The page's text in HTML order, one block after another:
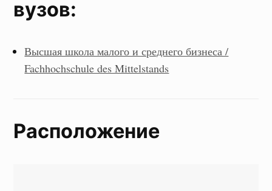
вузов:
Высшая школа малого и среднего бизнеса /
Fachhochschule des Mittelstands
Расположение